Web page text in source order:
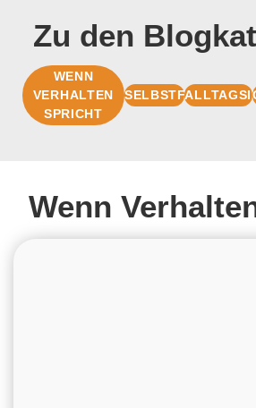
Zu den
WENN
VERHALTEN
SPRICHT
SELBSTFÜHRUNG
Wenn